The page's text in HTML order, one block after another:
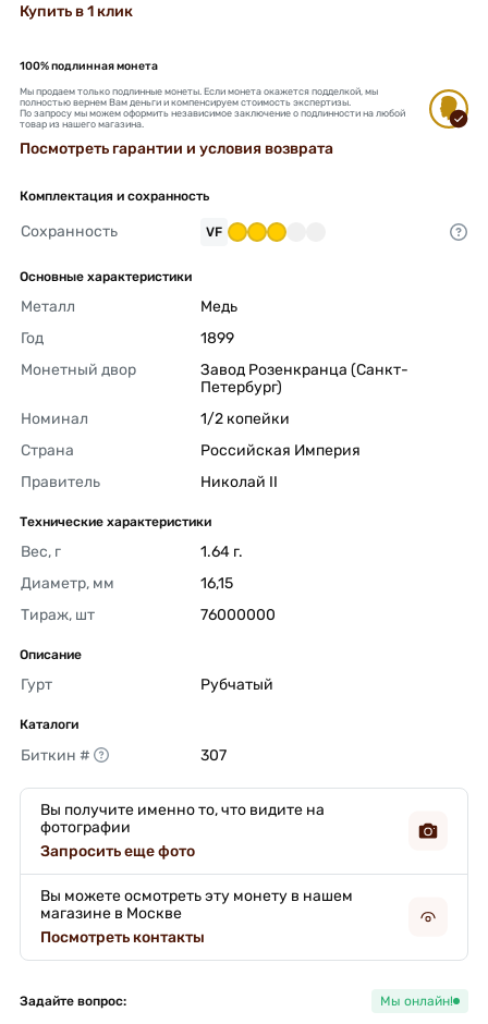
Купить в 1 клик
100% подлинная монета
Мы продаем только подлинные монеты. Если монета окажется подделкой, мы
полностью вернем Вам деньги и компенсируем стоимость экспертизы.
По запросу мы можем оформить независимое заключение о подлинности на любой
товар из нашего магазина.
Посмотреть гарантии и условия возврата
Комплектация и сохранность
Сохранность VF
Основные характеристики
Металл
Медь
Год
1899
Монетный двор
Завод Розенкранца (Санкт-
Петербург)
Номинал
1/2 копейки
Страна
Российская Империя
Правитель
Николай II
Технические характеристики
Вес, г
1.64 г.
Диаметр, мм
16,15
Тираж, шт
76000000
Описание
Гурт Рубчатый
Каталоги
Биткин # 307
Вы получите именно то, что видите на
фотографии
Запросить еще фото
Вы можете осмотреть эту монету в нашем
магазине в Москве
Посмотреть контакты
Задайте вопрос: Мы онлайн!